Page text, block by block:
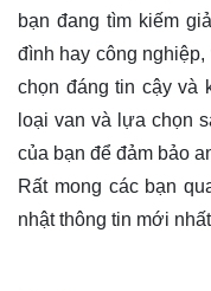
bạn đang tìm kiếm
đình hay công
chọn đáng tin cậy và
loại van và lựa chọn
của bạn để đảm bảo
Rất mong các bạn
nhật thông tin mới